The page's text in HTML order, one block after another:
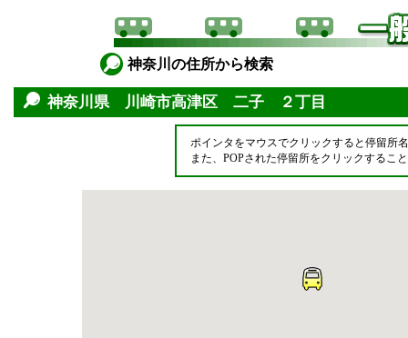
神奈川の住所から検索
神奈川県 川崎市高津区 二子 ２丁目
ポインタをマウスでクリックすると停留所
また、POPされた停留所をクリックするこ